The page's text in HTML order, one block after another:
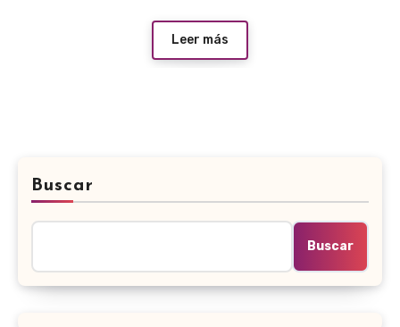
Leer más
Buscar
Buscar